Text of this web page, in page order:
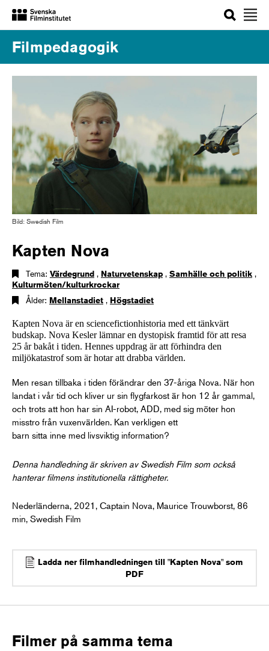
Sök
Filmpedagogik
Bild: Swedish Film
Kapten Nova
Tema: Värdegrund , Naturvetenskap , Samhälle och politik ,
Kulturmöten/kulturkrockar
Ålder: Mellanstadiet , Högstadiet
Kapten Nova är en sciencefictionhistoria med ett tänkvärt
budskap. Nova Kesler lämnar en dystopisk framtid för att resa
25 år bakåt i tiden. Hennes uppdrag är att förhindra den
miljökatastrof som är hotar att drabba världen.
Men resan tillbaka i tiden förändrar den 37-åriga Nova. När hon
landat i vår tid och kliver ur sin flygfarkost är hon 12 år gammal,
och trots att hon har sin AI-robot, ADD, med sig möter hon
misstro från vuxenvärlden. Kan verkligen ett
barn sitta inne med livsviktig information?
Denna handledning är skriven av Swedish Film som också
hanterar filmens institutionella rättigheter.
Nederländerna, 2021, Captain Nova, Maurice Trouwborst, 86
min, Swedish Film
Ladda ner filmhandledningen till "Kapten Nova" som
PDF
Filmer på samma tema